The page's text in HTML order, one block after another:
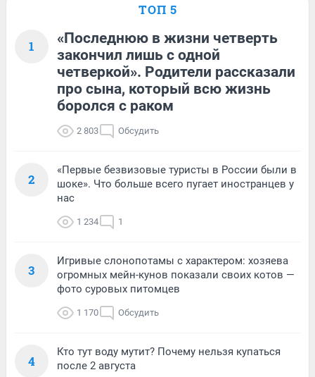
ТОП 5
1
«Последнюю в жизни четверть
закончил лишь с одной
четверкой». Родители рассказали
про сына, который всю жизнь
боролся с раком
2 803 Обсудить
2
«Первые безвизовые туристы в России были в
шоке». Что больше всего пугает иностранцев у
нас
1 234 1
3
Игривые слонопотамы с характером: хозяева
огромных мейн-кунов показали своих котов —
фото суровых питомцев
1 170 Обсудить
4
Кто тут воду мутит? Почему нельзя купаться
после 2 августа